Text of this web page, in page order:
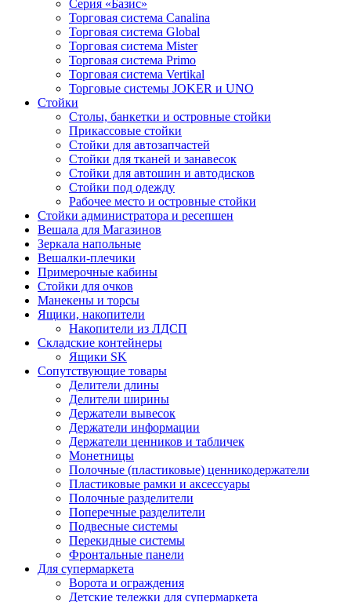
Серия «Базис»
Торговая система Canalina
Торговая система Global
Торговая система Mister
Торговая система Primo
Торговая система Vertikal
Торговые системы JOKER и UNO
Стойки
Столы, банкетки и островные стойки
Прикассовые стойки
Стойки для автозапчастей
Стойки для тканей и занавесок
Стойки для автошин и автодисков
Стойки под одежду
Рабочее место и островные стойки
Стойки администратора и ресепшен
Вешала для Магазинов
Зеркала напольные
Вешалки-плечики
Примерочные кабины
Стойки для очков
Манекены и торсы
Ящики, накопители
Накопители из ЛДСП
Складские контейнеры
Ящики SK
Сопутствующие товары
Делители длины
Делители ширины
Держатели вывесок
Держатели информации
Держатели ценников и табличек
Монетницы
Полочные (пластиковые) ценникодержатели
Пластиковые рамки и аксессуары
Полочные разделители
Поперечные разделители
Подвесные системы
Перекидные системы
Фронтальные панели
Для супермаркета
Ворота и ограждения
Детские тележки для супермаркета